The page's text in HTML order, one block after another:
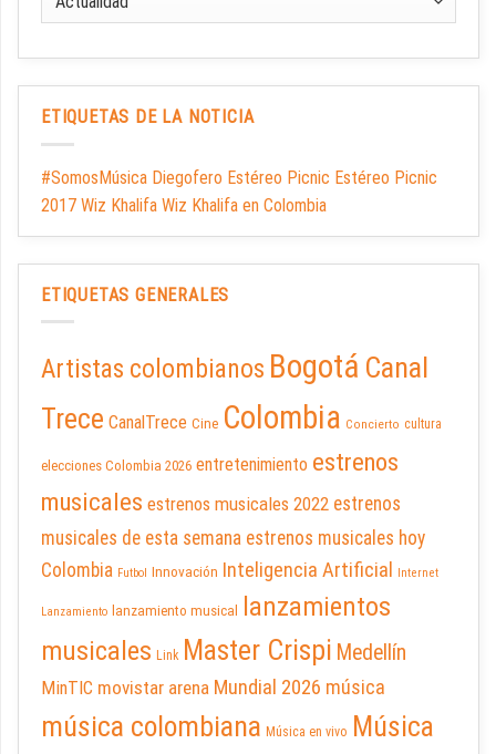
ETIQUETAS DE LA NOTICIA
#SomosMúsica Diegofero Estéreo Picnic Estéreo Picnic
2017 Wiz Khalifa Wiz Khalifa en Colombia
ETIQUETAS GENERALES
Artistas colombianos Bogotá Canal
Trece CanalTrece Cine Colombia Concierto cultura
elecciones Colombia 2026 entretenimiento estrenos
musicales estrenos musicales 2022 estrenos
musicales de esta semana estrenos musicales hoy
Colombia Futbol Innovación Inteligencia Artificial Internet
Lanzamiento lanzamiento musical
lanzamientos
musicales Link Master Crispi Medellín
MinTIC movistar arena Mundial 2026 música
música colombiana Música en vivo Música